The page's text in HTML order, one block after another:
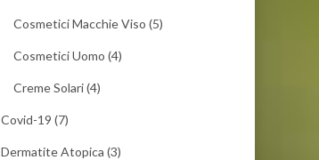
Cosmetici Macchie Viso (5)
Cosmetici Uomo (4)
Creme Solari(4)
Covid-19 (7)
Dermatite Atopica (3)